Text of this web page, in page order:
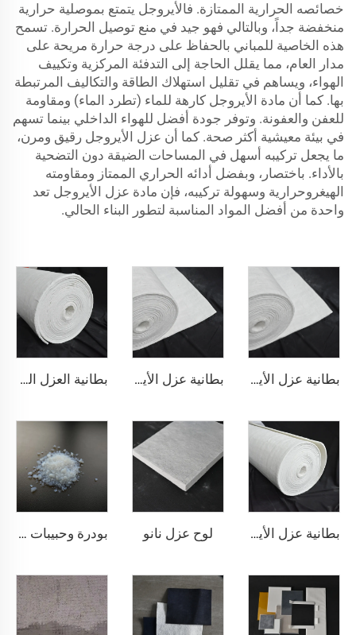
خصائصه الحرارية الممتازة. فالأيروجل يتمتع بموصلية حرارية
منخفضة جداً، وبالتالي فهو جيد في منع توصيل الحرارة. تسمح
هذه الخاصية للمباني بالحفاظ على درجة حرارة مريحة على
مدار العام، مما يقلل الحاجة إلى التدفئة المركزية وتكييف
الهواء، ويساهم في تقليل استهلاك الطاقة والتكاليف المرتبطة
بها. كما أن مادة الأيروجل كارهة للماء (تطرد الماء) ومقاومة
للعفن والعفونة. وتوفر جودة أفضل للهواء الداخلي بينما تسهم
في بيئة معيشية أكثر صحة. كما أن عزل الأيروجل رقيق ومرن،
ما يجعل تركيبه أسهل في المساحات الضيقة دون التضحية
بالأداء. باختصار، وبفضل أدائه الحراري الممتاز ومقاومته
الهيغروحرارية وسهولة تركيبه، فإن مادة عزل الأيروجل تعد
واحدة من أفضل المواد المناسبة لتطور البناء الحالي.
بطانية عزل الأيروجل 200℃ بطانية عزل الأيروجيل 650℃ بطانية العزل النانوية 650℃
بطانية عزل الأيروجل 1000℃ لوح عزل نانو بودرة وحبيبات الأجل النانوية